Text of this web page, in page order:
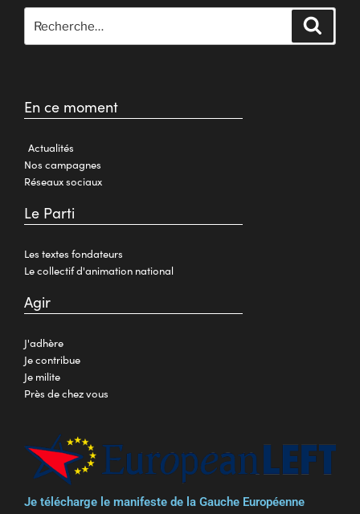
En ce moment
Actualités
Nos campagnes
Réseaux sociaux
Le Parti
Les textes fondateurs
Le collectif d'animation national
Agir
J'adhère
Je contribue
Je milite
Près de chez vous
Je télécharge le manifeste de la Gauche Européenne